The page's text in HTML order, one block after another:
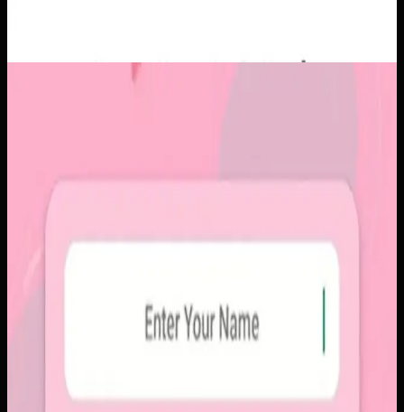
Sebelumnya
Platform sosial umum sering membuat momen personal
tenggelam di antara konten publik, iklan, dan tekanan
untuk selalu tampil sempurna. Pengguna membutuhkan
Kami membangun aplikasi mobile dengan alur berbagi yang
ringkas, notifikasi cepat, dan arsip momen yang tersusun
rapi. Sistemnya dirancang untuk percakapan visual yang
lebih personal tanpa membawa beban feed publik.